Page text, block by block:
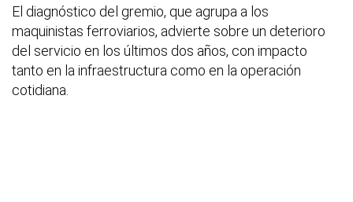
El diagnóstico del gremio, que agrupa a los
maquinistas ferroviarios, advierte sobre un deterioro
del servicio en los últimos dos años, con impacto
tanto en la infraestructura como en la operación
cotidiana.